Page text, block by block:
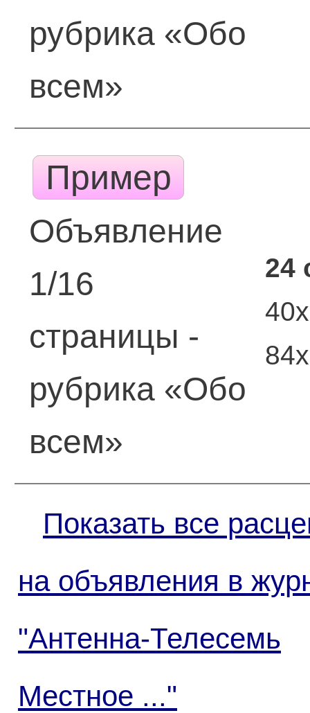
рубрика «Обо
всем»
Пример
Объявление
1/16
страницы -
рубрика «Обо
всем»
24
Показать все
на объявления в
"Антенна-Телесемь
Местное ..."